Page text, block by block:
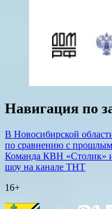
Навигация по
В Новосибирской
по сравнению с
Команда КВН «Столик»
шоу на канале ТНТ
16+